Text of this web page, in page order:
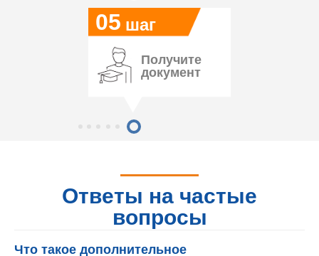
05 шаг
Получите
документ
Ответы на частые
вопросы
Что такое дополнительное